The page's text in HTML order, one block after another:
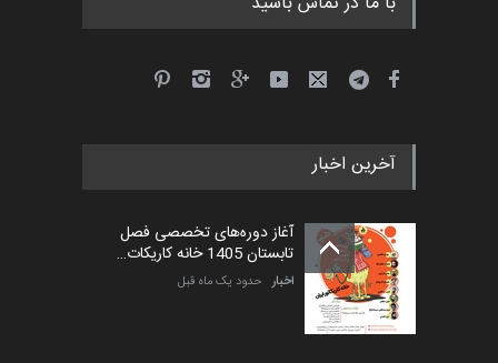
مهلت
بیست و هشتمین مسابقه
مهلت 6 روز دیگر
آخرین اخبار
آغاز دوره‌های تخصصی فصل
تابستان 1405 خانه کاریکات…
اخبار حدود یک ماه قبل